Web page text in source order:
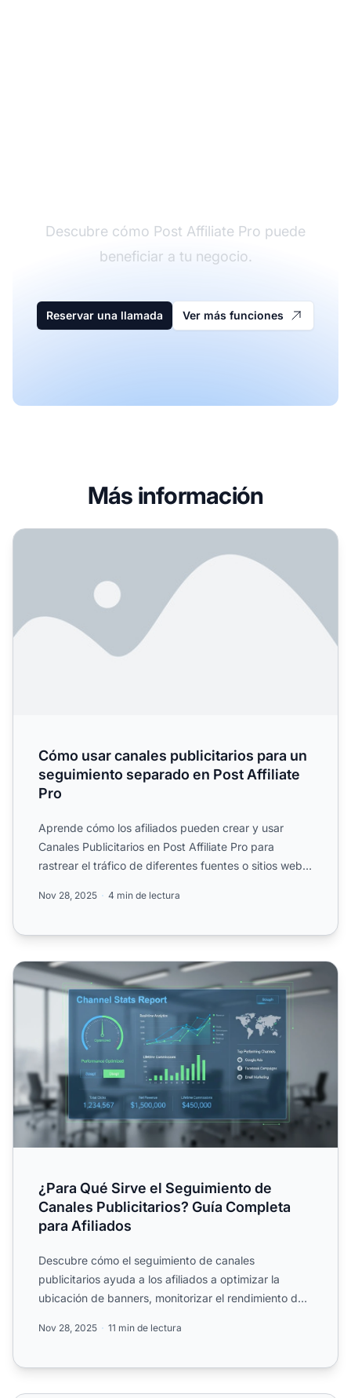
Descubre cómo Post Affiliate Pro puede
beneficiar a tu negocio.
Reservar una llamada Ver más funciones
Más información
Cómo usar canales publicitarios para un seguimiento
Cómo usar canales publicitarios para un
seguimiento separado en Post Affiliate
Pro
Aprende cómo los afiliados pueden crear y usar
Canales Publicitarios en Post Affiliate Pro para
rastrear el tráfico de diferentes fuentes o sitios web,
Nov 28, 2025 4 min de lectura
¿Para Qué Sirve el Seguimiento de Canales
¿Para Qué Sirve el Seguimiento de
Canales Publicitarios? Guía Completa
para Afiliados
Descubre cómo el seguimiento de canales
publicitarios ayuda a los afiliados a optimizar la
ubicación de banners, monitorizar el rendimiento de
Nov 28, 2025 11 min de lectura